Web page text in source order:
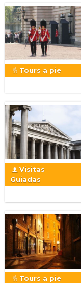
Tours a pie
Visitas
Guiadas
Tours a pie